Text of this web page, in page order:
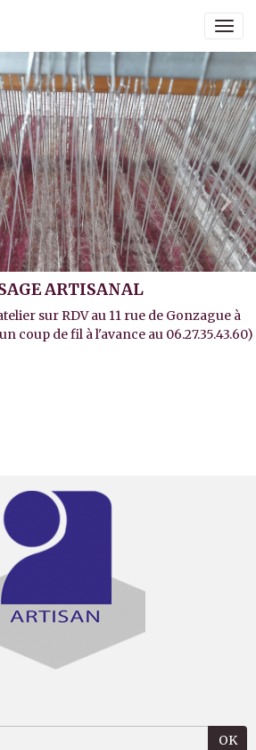
ARTISANAL
sur RDV au 11 rue de Gonzague à
coup de fil à l'avance au 06.27.35.43.60)
OK